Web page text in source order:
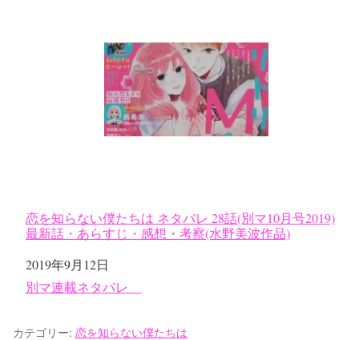
恋を知らない僕たちは ネタバレ 28話(別マ10月号2019)
最新話・あらすじ・感想・考察(水野美波作品)
日付
2019年9月12日
関連理由
別マ連載ネタバレ
カテゴリー: 恋を知らない僕たちは